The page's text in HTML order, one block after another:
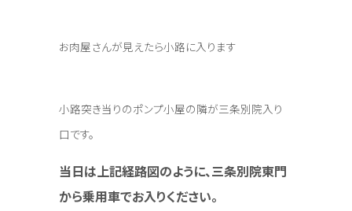
お肉屋さんが見えたら小路に入ります
小路突き当りのポンプ小屋の隣が三条別院入り
口です。
当日は上記経路図のように、三条別院東門
から乗用車でお入りください。